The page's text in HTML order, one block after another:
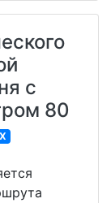
с
80